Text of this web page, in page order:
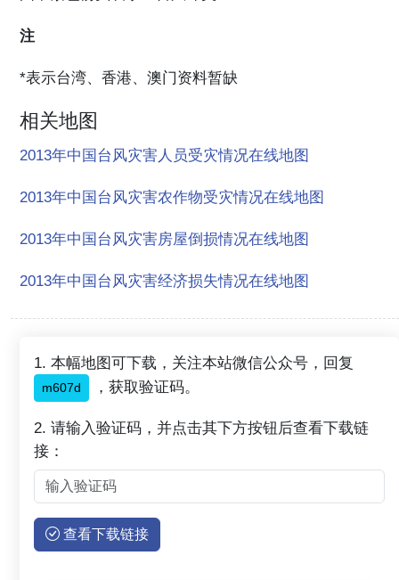
注
*表示台湾、香港、澳门资料暂缺
相关地图
2013年中国台风灾害人员受灾情况在线地图
2013年中国台风灾害农作物受灾情况在线地图
2013年中国台风灾害房屋倒损情况在线地图
2013年中国台风灾害经济损失情况在线地图
1. 本幅地图可下载，关注本站微信公众号，回复
m607d ，获取验证码。
2. 请输入验证码，并点击其下方按钮后查看下载链
接：
查看下载链接